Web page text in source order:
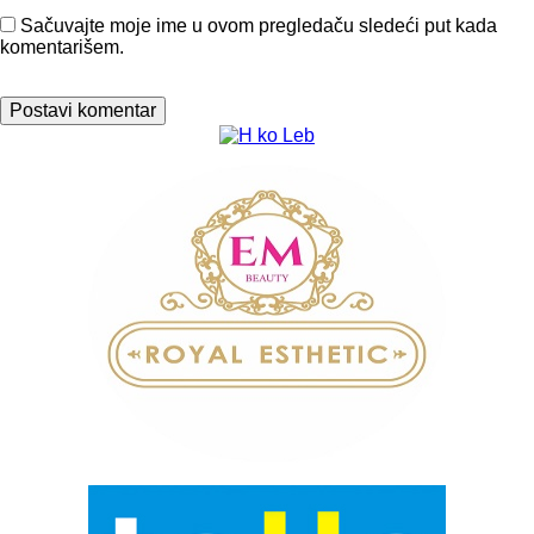
Sačuvajte moje ime u ovom pregledaču sledeći put kada
komentarišem.